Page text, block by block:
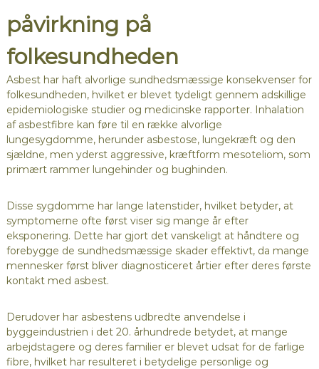
påvirkning på
folkesundheden
Asbest har haft alvorlige sundhedsmæssige konsekvenser for
folkesundheden, hvilket er blevet tydeligt gennem adskillige
epidemiologiske studier og medicinske rapporter. Inhalation
af asbestfibre kan føre til en række alvorlige
lungesygdomme, herunder asbestose, lungekræft og den
sjældne, men yderst aggressive, kræftform mesoteliom, som
primært rammer lungehinder og bughinden.
Disse sygdomme har lange latenstider, hvilket betyder, at
symptomerne ofte først viser sig mange år efter
eksponering. Dette har gjort det vanskeligt at håndtere og
forebygge de sundhedsmæssige skader effektivt, da mange
mennesker først bliver diagnosticeret årtier efter deres første
kontakt med asbest.
Derudover har asbestens udbredte anvendelse i
byggeindustrien i det 20. århundrede betydet, at mange
arbejdstagere og deres familier er blevet udsat for de farlige
fibre, hvilket har resulteret i betydelige personlige og